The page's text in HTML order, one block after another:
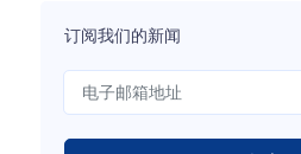
订阅我们的新闻